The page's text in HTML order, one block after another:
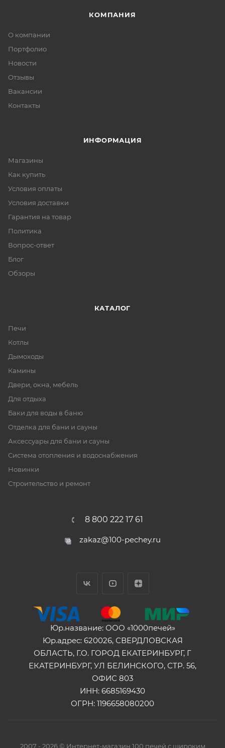
КОМПАНИЯ
О компании
Портфолио
Новости
Отзывы
Вакансии
Контакты
ИНФОРМАЦИЯ
Магазины
Как купить
Условия оплаты
Условия доставки
Гарантия на товар
Политика
Вопрос-ответ
Блог
Обзоры
КАТАЛОГ
Печи
Котлы
Дымоходы
Камины
Двери, окна, мебель
Для отдыха
Баки для воды в баню
Отделка для бани и сауны
Аксессуары для бани и сауны
Система отопления и водоснабжения
Новинки
Строительство и ремонт
8 800 222 17 61
zakaz@100-pechey.ru
Юр.название: ООО «1000печей»
Юр.адрес: 620026, СВЕРДЛОВСКАЯ
ОБЛАСТЬ, Г.О. ГОРОД ЕКАТЕРИНБУРГ, Г
ЕКАТЕРИНБУРГ, УЛ БЕЛИНСКОГО, СТР. 56,
ОФИС 803
ИНН: 6685169430
ОГРН: 1196658080200
2007 - 2026 © Интернет-магазин 100 печей с широким